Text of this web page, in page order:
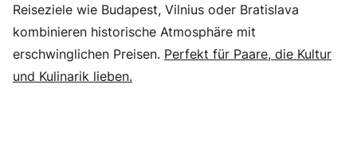
Reiseziele wie Budapest, Vilnius oder Bratislava
kombinieren historische Atmosphäre mit
erschwinglichen Preisen. Perfekt für Paare, die Kultur
und Kulinarik lieben.